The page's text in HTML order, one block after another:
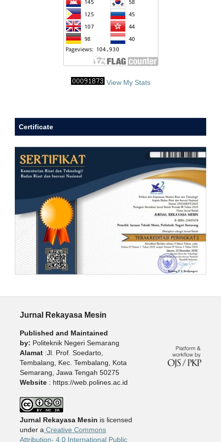
View My Stats
Certificate
Jurnal Rekayasa Mesin
Published and Maintained
by: Politeknik Negeri Semarang
Alamat:Jl. Prof. Soedarto,
Tembalang, Kec. Tembalang, Kota
Semarang, Jawa Tengah 50275
Website: https://web.polines.ac.id
Jurnal Rekayasa Mesin is licensed
under a Creative Commons
Attribution- 4.0 International Public